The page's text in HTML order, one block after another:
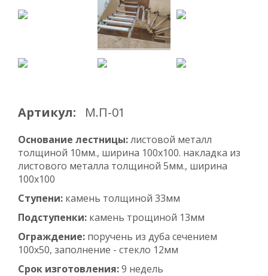
Артикул: М.П-01
Основание лестницы:листовой металл
толщиной 10мм., ширина 100х100. накладка из
листового металла толщиной 5мм., ширина
100х100
Ступени: камень толщиной 33мм
Подступенки: камень трощиной 13мм
Ограждение: поручень из дуба сечением
100х50, заполнение - стекло 12мм
Срок изготовления:9 недель